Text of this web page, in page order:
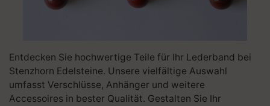
Entdecken Sie hochwertige Teile für Ihr Lederband bei
Stenzhorn Edelsteine. Unsere vielfältige Auswahl
umfasst Verschlüsse, Anhänger und weitere
Accessoires in bester Qualität. Gestalten Sie Ihr